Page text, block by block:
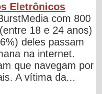
Eletrônicos
com 800
18 e 24 anos)
deles passam
na internet.
que navegam por
A vítima da...